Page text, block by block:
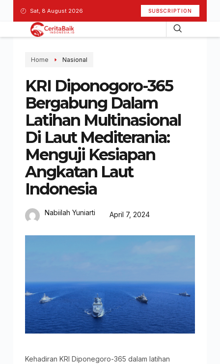
Sat, 8 August 2026 SUBSCRIPTION
Home Nasional
KRI Diponogoro-365
Bergabung Dalam
Latihan Multinasional
Di Laut Mediterania:
Menguji Kesiapan
Angkatan Laut
Indonesia
Nabiilah Yuniarti April 7, 2024
Kehadiran KRI Diponegoro-365 dalam latihan